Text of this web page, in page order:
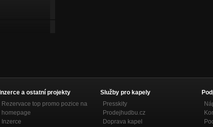
Inzerce a ostatní projekty
Rezervace top promo pozice na
homepage
Inzerce
Služby pro kapely
Presskity
Prodejhudbu.cz
Doprava kapel